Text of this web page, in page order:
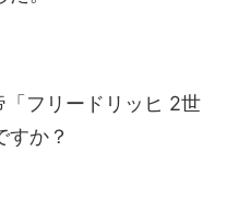
フリードリッヒ 2世
すか？